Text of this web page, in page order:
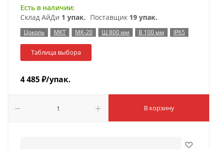
Есть в наличии:
Склад АйДи 1 упак. Поставщик 19 упак.
Цоколь МКТ МК-20 Ш 800 мм В 100 мм IP65
Таблица выбора
4 485₽/упак.
В корзину